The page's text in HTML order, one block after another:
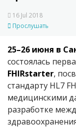
16 Jul 2018
Прослушать
25–26 июня в
состоялась
FHIRstarter,
стандарту HL7
медицинскими
разработке